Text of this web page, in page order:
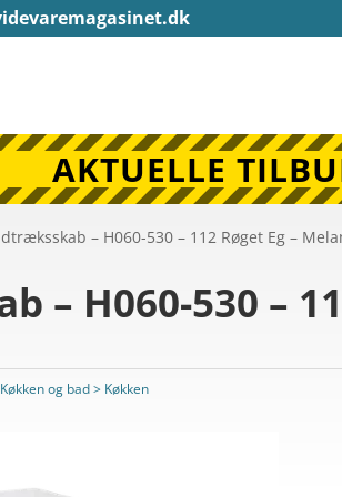
AKTUELLE
– H060-530 – 112 Røget Eg –
– H060-530 –
Køkken og bad > Køkken